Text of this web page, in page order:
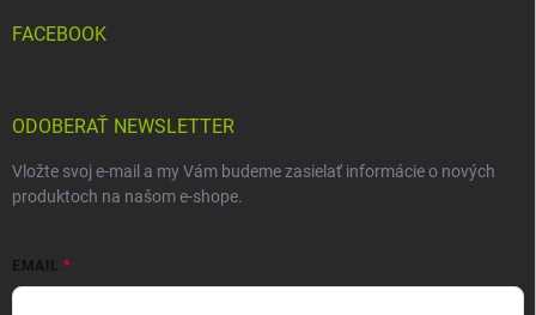
FACEBOOK
ODOBERAŤ NEWSLETTER
Vložte svoj e-mail a my Vám budeme zasielať informácie o nových
produktoch na našom e-shope.
EMAIL